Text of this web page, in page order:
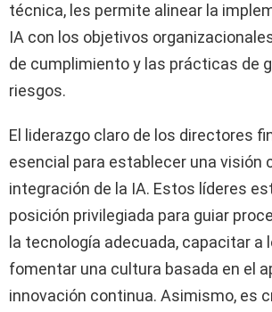
técnica, les permite alinear la
IA con los objetivos
de cumplimiento y las prácticas de
riesgos.
El liderazgo claro de los directores
esencial para establecer una visión
integración de la IA. Estos líderes
posición privilegiada para guiar
la tecnología adecuada, capacitar a
fomentar una cultura basada en el
innovación continua. Asimismo, es